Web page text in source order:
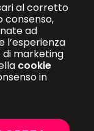
al corretto
consenso,
ad
l’esperienza
di marketing
cookie
in
Monza (MB)
sociale Euro